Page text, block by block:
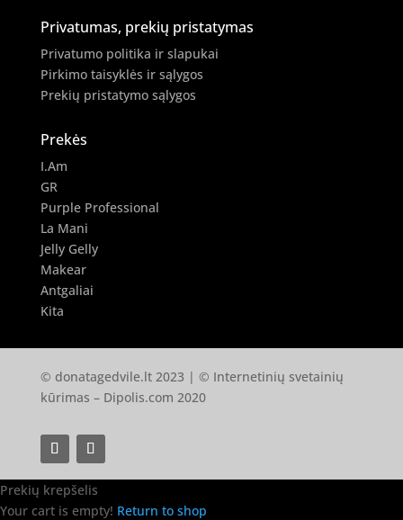
Privatumas, prekių pristatymas
Privatumo politika ir slapukai
Pirkimo taisyklės ir sąlygos
Prekių pristatymo sąlygos
Prekės
I.Am
GR
Purple Professional
La Mani
Jelly Gelly
Makear
Antgaliai
Kita
© donatagedvile.lt 2023 | © Internetinių svetainių
kūrimas – Dipolis.com 2020
Prekių krepšelis
Your cart is empty! Return to shop